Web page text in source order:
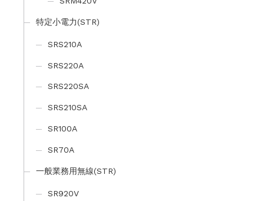
特定小電力(STR)
SRS210A
SRS220A
SRS220SA
SRS210SA
SR100A
SR70A
一般業務用無線(STR)
SR920V